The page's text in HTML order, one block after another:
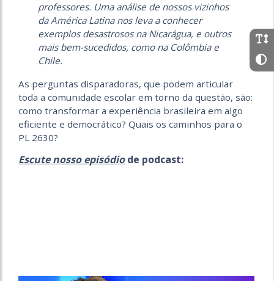
professores. Uma análise de nossos vizinhos
da América Latina nos leva a conhecer
exemplos desastrosos na Nicarágua, e outros
mais bem-sucedidos, como na Colômbia e
Chile.
As perguntas disparadoras, que podem articular
toda a comunidade escolar em torno da questão, são:
como transformar a experiência brasileira em algo
eficiente e democrático? Quais os caminhos para o
PL 2630?
Escute nosso episódiode podcast: